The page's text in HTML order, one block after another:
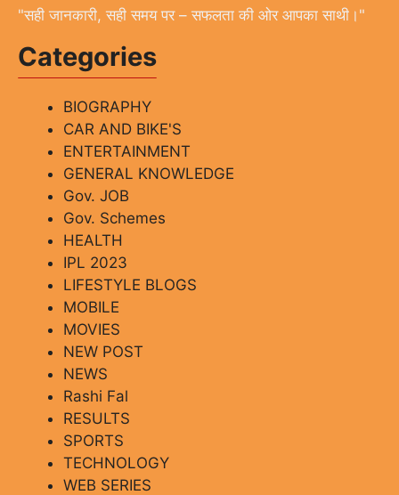
"सही जानकारी, सही समय पर – सफलता की ओर आपका साथी।"
Categories
BIOGRAPHY
CAR AND BIKE'S
ENTERTAINMENT
GENERAL KNOWLEDGE
Gov. JOB
Gov. Schemes
HEALTH
IPL 2023
LIFESTYLE BLOGS
MOBILE
MOVIES
NEW POST
NEWS
Rashi Fal
RESULTS
SPORTS
TECHNOLOGY
WEB SERIES